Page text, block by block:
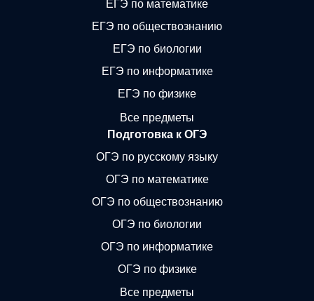
ЕГЭ по математике
ЕГЭ по обществознанию
ЕГЭ по биологии
ЕГЭ по информатике
ЕГЭ по физике
Все предметы
Подготовка к ОГЭ
ОГЭ по русскому языку
ОГЭ по математике
ОГЭ по обществознанию
ОГЭ по биологии
ОГЭ по информатике
ОГЭ по физике
Все предметы